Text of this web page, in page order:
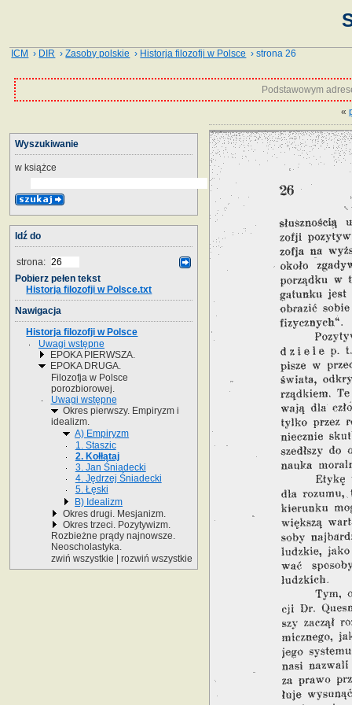
ICM › DIR ›Zasoby polskie › Historja filozofji w Polsce › strona 26
Podstawowym
«
Wyszukiwanie
w książce
Idź do
strona:
Pobierz pełen tekst
Historja filozofji w Polsce.txt
Nawigacja
Historja filozofji w Polsce
Uwagi wstępne
EPOKA PIERWSZA.
EPOKA DRUGA.
Filozofja w Polsce
porozbiorowej.
Uwagi wstępne
Okres pierwszy. Empiryzm i
idealizm.
A) Empiryzm
1. Staszic
2. Kołłątaj
3. Jan Śniadecki
4. Jędrzej Śniadecki
5. Łęski
B) Idealizm
Okres drugi. Mesjanizm.
Okres trzeci. Pozytywizm.
Rozbieżne prądy najnowsze.
Neoscholastyka.
zwiń wszystkie
rozwiń wszystkie